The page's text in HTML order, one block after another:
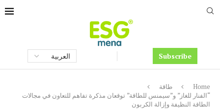
Subscribe
Home
طاقة
“الفنار للغاز” و”سيمنس للطاقة” توقعان مذكرة تفاهم للتعاون في مجالات
الطاقة النظيفة وإزالة الكربون